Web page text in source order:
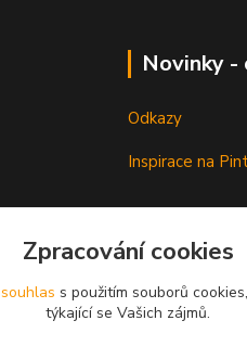
Novinky -
Odkazy
Inspirace na
Zpracování cookies
souhlas s použitím souborů
týkající se Vašich zájmů.